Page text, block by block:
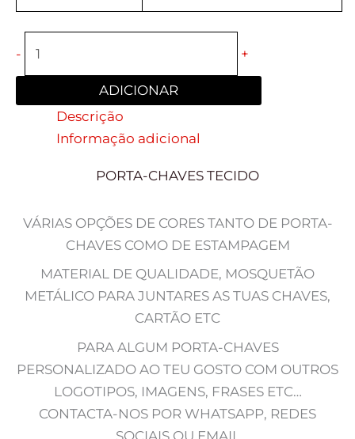
- +
ADICIONAR
Descrição
Informação adicional
PORTA-CHAVES TECIDO
VÁRIAS OPÇÕES DE CORES TANTO DE PORTA-
CHAVES COMO DE ESTAMPAGEM
MATERIAL DE QUALIDADE, MOSQUETÃO
METÁLICO PARA JUNTARES AS TUAS CHAVES,
CARTÃO ETC
PARA ALGUM PORTA-CHAVES
PERSONALIZADO AO TEU GOSTO COM OUTROS
LOGOTIPOS, IMAGENS, FRASES ETC…
CONTACTA-NOS POR WHATSAPP, REDES
SOCIAIS OU EMAIL